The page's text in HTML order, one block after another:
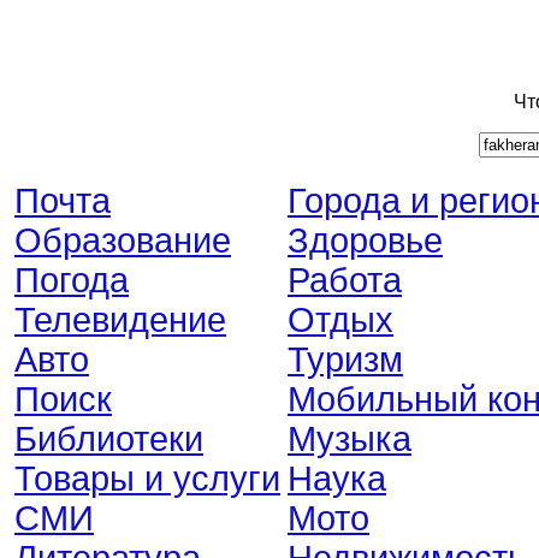
Почта
Образование
Погода
Телевидение
Авто
Поиск
Библиотеки
Товары и услуги
СМИ
Города и
Здоровье
Работа
Отдых
Туризм
Мобильный
Музыка
Наука
Мото